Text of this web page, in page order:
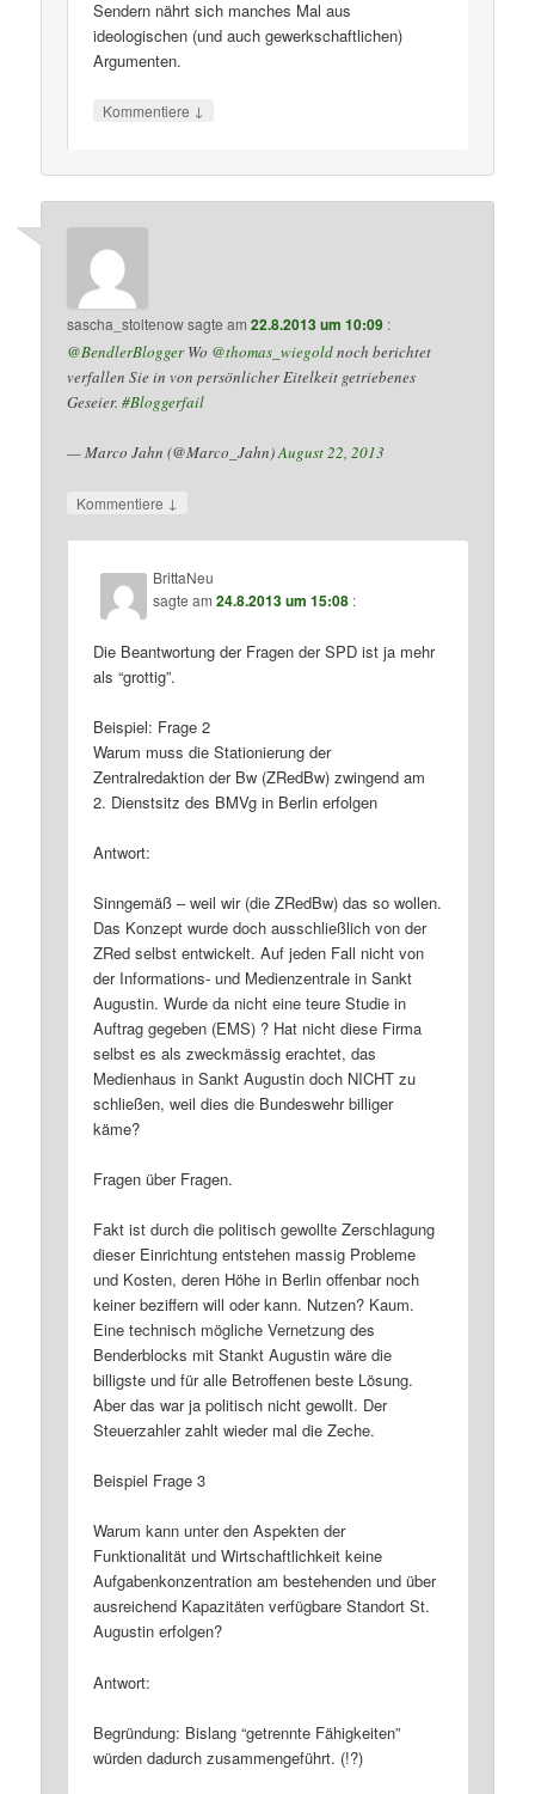
Sendern nährt sich manches Mal aus
ideologischen (und auch gewerkschaftlichen)
Argumenten.
Kommentiere ↓
sascha_stoltenowsagte am22.8.2013 um 10:09 :
@BendlerBloggerWo @thomas_wiegoldnoch berichtet
verfallen Sie in von persönlicher Eitelkeit getriebenes
Geseier.#Bloggerfail
— Marco Jahn (@Marco_Jahn)August 22, 2013
Kommentiere ↓
BrittaNeu
sagte am24.8.2013 um 15:08 :
Die Beantwortung der Fragen der SPD ist ja mehr
als “grottig”.
Beispiel: Frage 2
Warum muss die Stationierung der
Zentralredaktion der Bw (ZRedBw) zwingend am
2. Dienstsitz des BMVg in Berlin erfolgen
Antwort:
Sinngemäß – weil wir (die ZRedBw) das so wollen.
Das Konzept wurde doch ausschließlich von der
ZRed selbst entwickelt. Auf jeden Fall nicht von
der Informations- und Medienzentrale in Sankt
Augustin. Wurde da nicht eine teure Studie in
Auftrag gegeben (EMS) ? Hat nicht diese Firma
selbst es als zweckmässig erachtet, das
Medienhaus in Sankt Augustin doch NICHT zu
schließen, weil dies die Bundeswehr billiger
käme?
Fragen über Fragen.
Fakt ist durch die politisch gewollte Zerschlagung
dieser Einrichtung entstehen massig Probleme
und Kosten, deren Höhe in Berlin offenbar noch
keiner beziffern will oder kann. Nutzen? Kaum.
Eine technisch mögliche Vernetzung des
Benderblocks mit Stankt Augustin wäre die
billigste und für alle Betroffenen beste Lösung.
Aber das war ja politisch nicht gewollt. Der
Steuerzahler zahlt wieder mal die Zeche.
Beispiel Frage 3
Warum kann unter den Aspekten der
Funktionalität und Wirtschaftlichkeit keine
Aufgabenkonzentration am bestehenden und über
ausreichend Kapazitäten verfügbare Standort St.
Augustin erfolgen?
Antwort:
Begründung: Bislang “getrennte Fähigkeiten”
würden dadurch zusammengeführt. (!?)